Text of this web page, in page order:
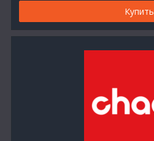
Купить